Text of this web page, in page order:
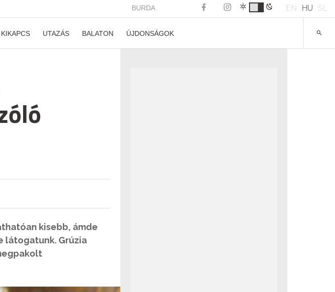
BURDA EN HU SL
KIKAPCS UTAZÁS BALATON ÚJDONSÁGOK
kisebb, ámde
látogatunk. Grúzia